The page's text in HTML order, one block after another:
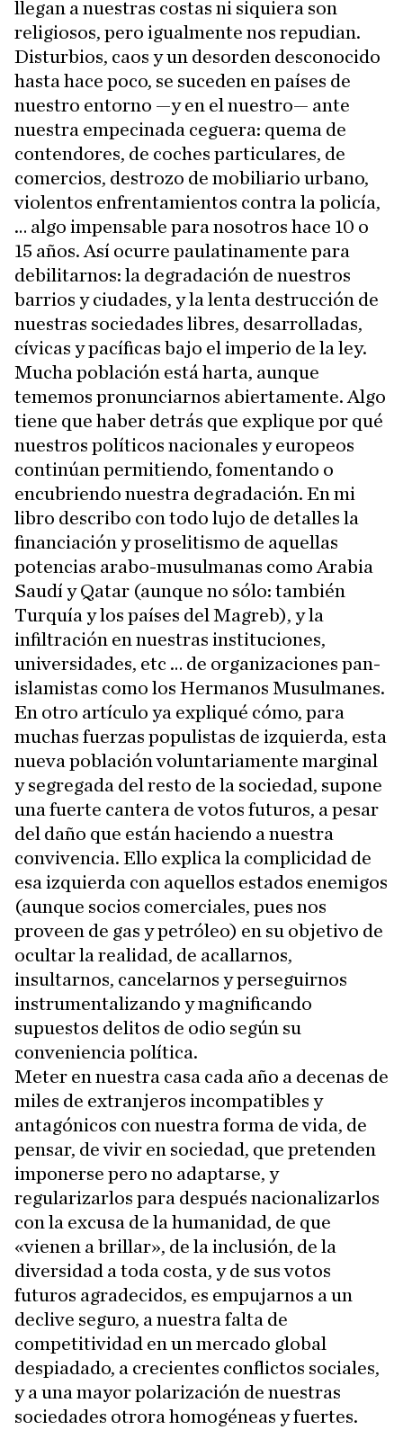
llegan a nuestras costas ni siquiera son
religiosos, pero igualmente nos repudian.
Disturbios, caos y un desorden desconocido
hasta hace poco, se suceden en países de
nuestro entorno —y en el nuestro— ante
nuestra empecinada ceguera: quema de
contendores, de coches particulares, de
comercios, destrozo de mobiliario urbano,
violentos enfrentamientos contra la policía,
… algo impensable para nosotros hace 10 o
15 años. Así ocurre paulatinamente para
debilitarnos: la degradación de nuestros
barrios y ciudades, y la lenta destrucción de
nuestras sociedades libres, desarrolladas,
cívicas y pacíficas bajo el imperio de la ley.
Mucha población está harta, aunque
tememos pronunciarnos abiertamente. Algo
tiene que haber detrás que explique por qué
nuestros políticos nacionales y europeos
continúan permitiendo, fomentando o
encubriendo nuestra degradación. En mi
libro describo con todo lujo de detalles la
financiación y proselitismo de aquellas
potencias arabo-musulmanas como Arabia
Saudí y Qatar (aunque no sólo: también
Turquía y los países del Magreb), y la
infiltración en nuestras instituciones,
universidades, etc … de organizaciones pan-
islamistas como los Hermanos Musulmanes.
En otro artículo ya expliqué cómo, para
muchas fuerzas populistas de izquierda, esta
nueva población voluntariamente marginal
y segregada del resto de la sociedad, supone
una fuerte cantera de votos futuros, a pesar
del daño que están haciendo a nuestra
convivencia. Ello explica la complicidad de
esa izquierda con aquellos estados enemigos
(aunque socios comerciales, pues nos
proveen de gas y petróleo) en su objetivo de
ocultar la realidad, de acallarnos,
insultarnos, cancelarnos y perseguirnos
instrumentalizando y magnificando
supuestos delitos de odio según su
conveniencia política.
Meter en nuestra casa cada año a decenas de
miles de extranjeros incompatibles y
antagónicos con nuestra forma de vida, de
pensar, de vivir en sociedad, que pretenden
imponerse pero no adaptarse, y
regularizarlos para después nacionalizarlos
con la excusa de la humanidad, de que
«vienen a brillar», de la inclusión, de la
diversidad a toda costa, y de sus votos
futuros agradecidos, es empujarnos a un
declive seguro, a nuestra falta de
competitividad en un mercado global
despiadado, a crecientes conflictos sociales,
y a una mayor polarización de nuestras
sociedades otrora homogéneas y fuertes.